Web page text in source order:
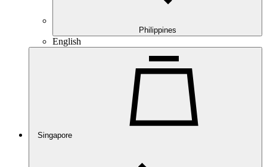
Philippines
English
Singapore